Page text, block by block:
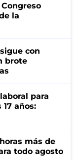
la
con
brote
para
años:
más de
todo agosto